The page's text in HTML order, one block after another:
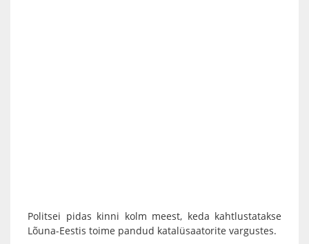
Politsei pidas kinni kolm meest, keda kahtlustatakse
Lõuna-Eestis toime pandud katalüsaatorite vargustes.